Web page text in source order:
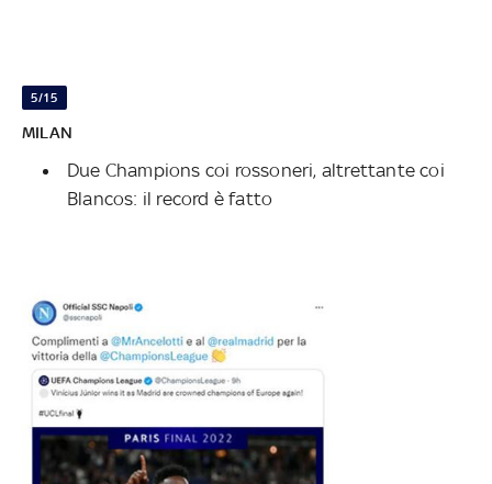
5/15
MILAN
Due Champions coi rossoneri, altrettante coi
Blancos: il record è fatto